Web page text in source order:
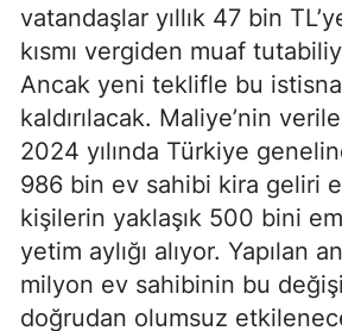
vatandaşlar yıllık 47 bin
kısmı vergiden muaf
Ancak yeni teklifle bu
kaldırılacak. Maliye’nin
2024 yılında Türkiye
986 bin ev sahibi kira geliri
kişilerin yaklaşık 500 bini
yetim aylığı alıyor. Yapılan
milyon ev sahibinin bu
doğrudan olumsuz